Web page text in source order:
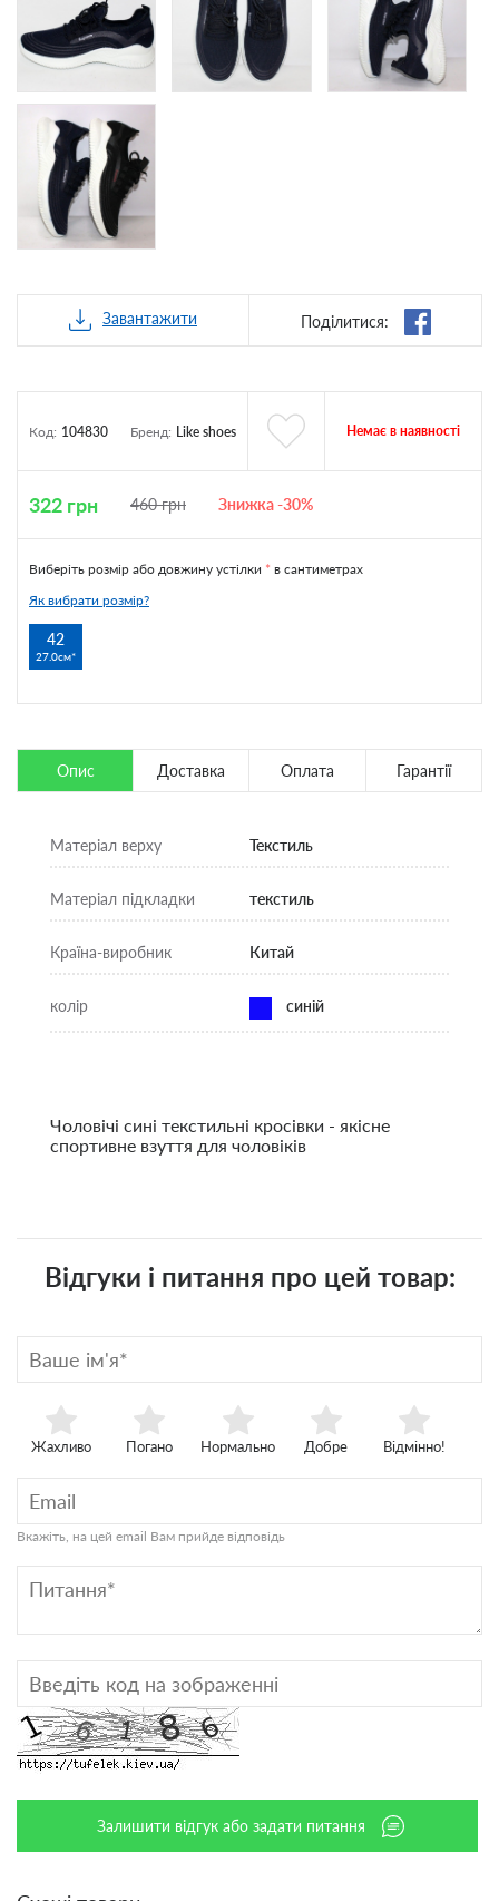
Завантажити Поділитися:
Код: 104830 Бренд: Like shoes Немає в наявності
322 грн 460грн Знижка -30%
Виберіть розмір або довжину устілки * в сантиметрах
Як вибрати розмір?
42
27.0см
Опис Доставка Оплата Гарантії
Матеріал верху Текстиль
Матеріал підкладки текстиль
Країна-виробник Китай
колір синій
Чоловічі сині текстильні кросівки - якісне
спортивне взуття для чоловіків
Відгуки і питання про цей товар:
Жахливо Погано Нормально Добре Відмінно!
Вкажіть, на цей email Вам прийде відповідь
Залишити відгук або задати питання